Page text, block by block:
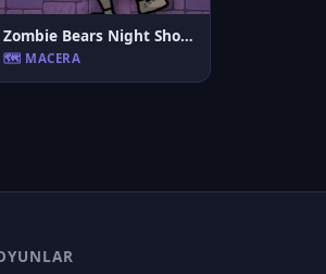
Zombie Bears Night Shooting
🗺️ MACERA